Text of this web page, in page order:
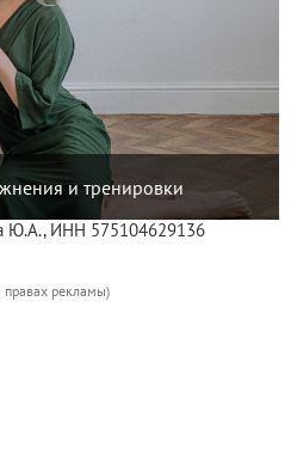
и тренировки
Ю.А., ИНН 575104629136
правах рекламы)